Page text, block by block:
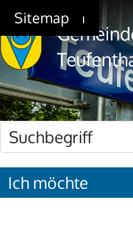
Home
Navigation
Inhalt
Suche
Sitemap
Suchbegriff
Ich möchte